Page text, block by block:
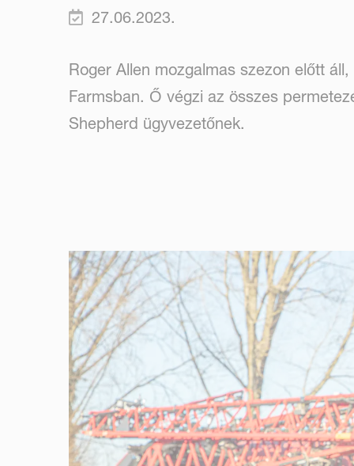
27.06.2023.
Roger Allen mozgalmas szezon előtt
Farmsban. Ő végzi az összes
Shepherd ügyvezetőnek.